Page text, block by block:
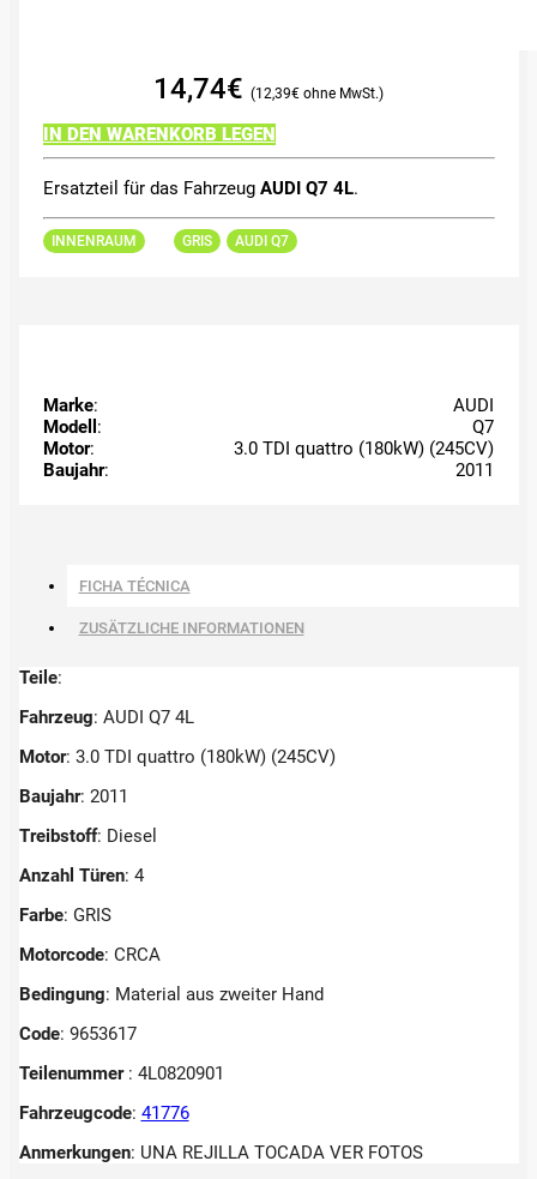
14,74€ 12,39€
IN DEN WARENKORB LEGEN
Ersatzteil für das Fahrzeug AUDI Q7 4L.
INNENRAUM GRIS AUDI Q7
Marke:
AUDI
Modell :
Q7
Motor:
3.0 TDI quattro (180kW) (245CV)
Baujahr: 2011
FICHA TÉCNICA
ZUSÄTZLICHE INFORMATIONEN
Teile:
Fahrzeug: AUDI Q7 4L
Motor: 3.0 TDI quattro (180kW) (245CV)
Baujahr: 2011
Treibstoff: Diesel
Anzahl Türen: 4
Farbe: GRIS
Motorcode: CRCA
Bedingung: Material aus zweiter Hand
Code: 9653617
Teilenummer : 4L0820901
Fahrzeugcode: 41776
Anmerkungen: UNA REJILLA TOCADA VER FOTOS